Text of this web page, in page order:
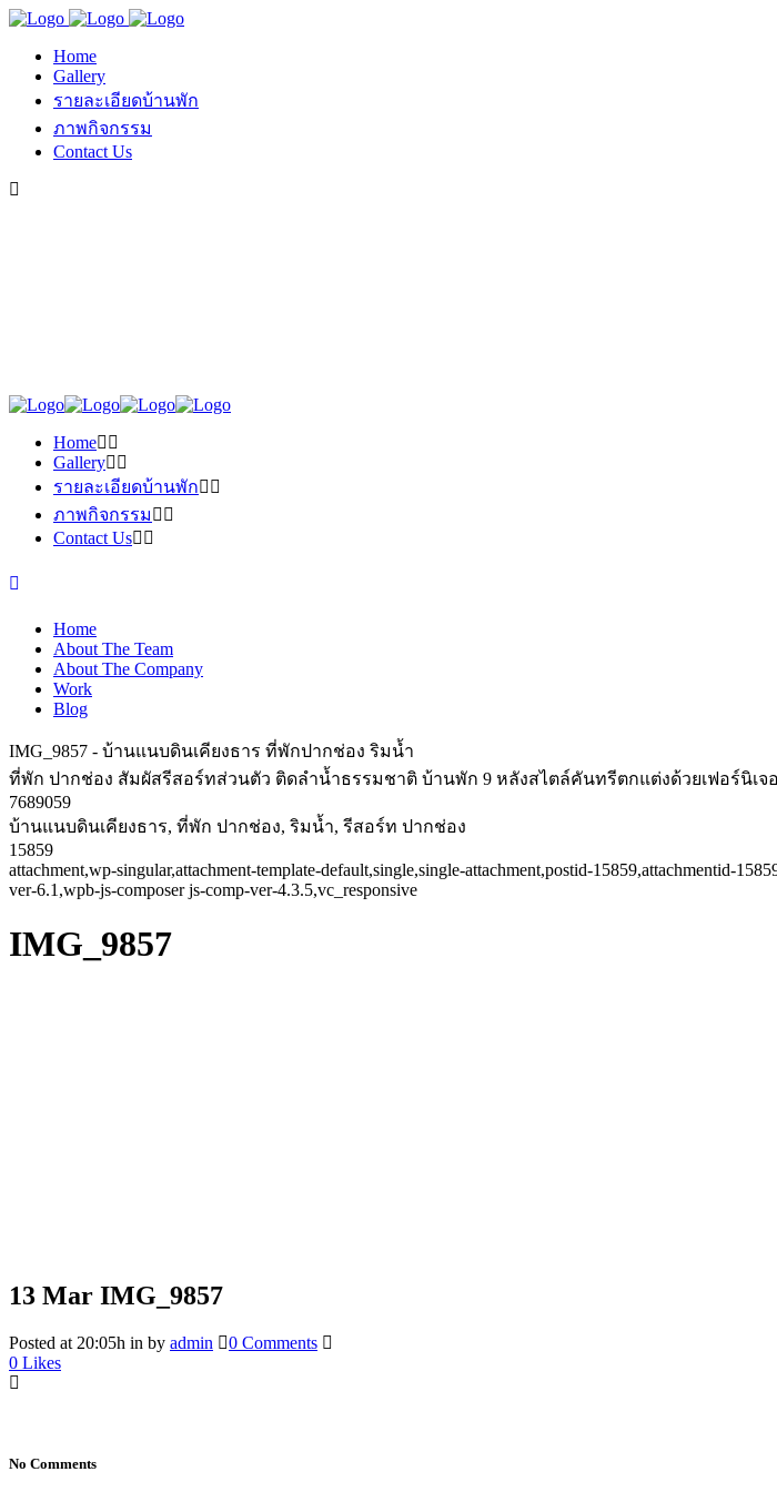
Home
Gallery
รายละเอียดบ้านพัก
ภาพกิจกรรม
Contact Us
Home
Gallery
รายละเอียดบ้านพัก
ภาพกิจกรรม
Contact Us
Home
About The Team
About The Company
Work
Blog
IMG_9857 - บ้านแนบดินเคียงธาร ที่พักปากช่อง ริมน้ำ
ที่พัก ปากช่อง สัมผัสรีสอร์ทส่วนตัว ติดลำน้ำธรรมชาติ บ้านพัก 9 หลังสไตล์คันทรีตกแต่งด้วยเฟอร์นิเจอ
7689059
บ้านแนบดินเคียงธาร, ที่พัก ปากช่อง, ริมน้ำ, รีสอร์ท ปากช่อง
15859
attachment,wp-singular,attachment-template-default,single,single-attachment,postid-15859,attachmentid-
ver-6.1,wpb-js-composer js-comp-ver-4.3.5,vc_responsive
IMG_9857
13 Mar IMG_9857
Posted at 20:05h in by admin
0 Comments
0 Likes
No Comments